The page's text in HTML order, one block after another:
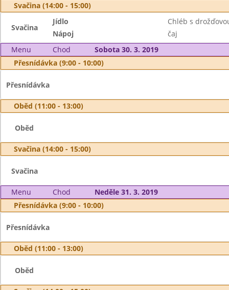
Svačina (14:00 - 15:00)
Svačina
Jídlo
Chléb s
Nápoj
čaj
Menu
Chod
Sobota 30. 3. 2019
Přesnídávka (9:00 - 10:00)
Přesnídávka
Oběd (11:00 - 13:00)
Oběd
Svačina (14:00 - 15:00)
Svačina
Menu Chod
Neděle 31. 3. 2019
Přesnídávka (9:00 - 10:00)
Přesnídávka
Oběd (11:00 - 13:00)
Oběd